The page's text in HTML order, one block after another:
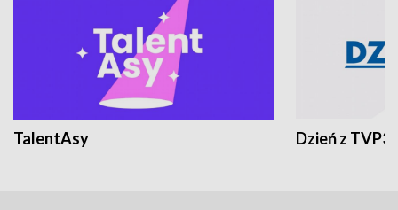
TalentAsy Dzień z TVP3